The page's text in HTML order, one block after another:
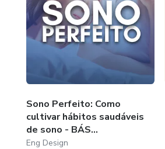
Sono Perfeito: Como
cultivar hábitos saudáveis
de sono - BÁS...
Eng Design